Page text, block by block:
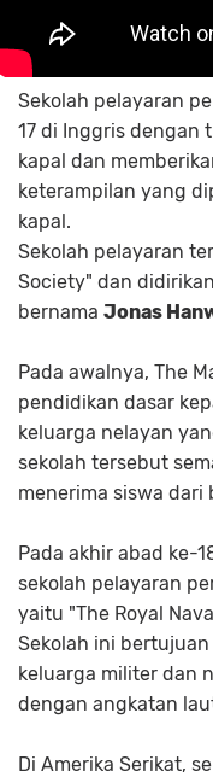
Sekolah pelayaran
17 di Inggris dengan
kapal dan
keterampilan yang
kapal.
Sekolah pelayaran
Society" dan
bernama Jonas
Pada awalnya, The
pendidikan dasar
keluarga nelayan
sekolah tersebut
menerima siswa dari
Pada akhir abad ke-
sekolah pelayaran
yaitu "The Royal
Sekolah ini
keluarga militer dan
dengan angkatan
Di Amerika Serikat,